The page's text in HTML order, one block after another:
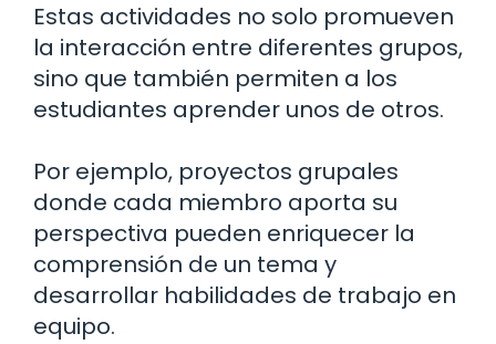
Estas actividades no solo promueven
la interacción entre diferentes grupos,
sino que también permiten a los
estudiantes aprender unos de otros.
Por ejemplo, proyectos grupales
donde cada miembro aporta su
perspectiva pueden enriquecer la
comprensión de un tema y
desarrollar habilidades de trabajo en
equipo.